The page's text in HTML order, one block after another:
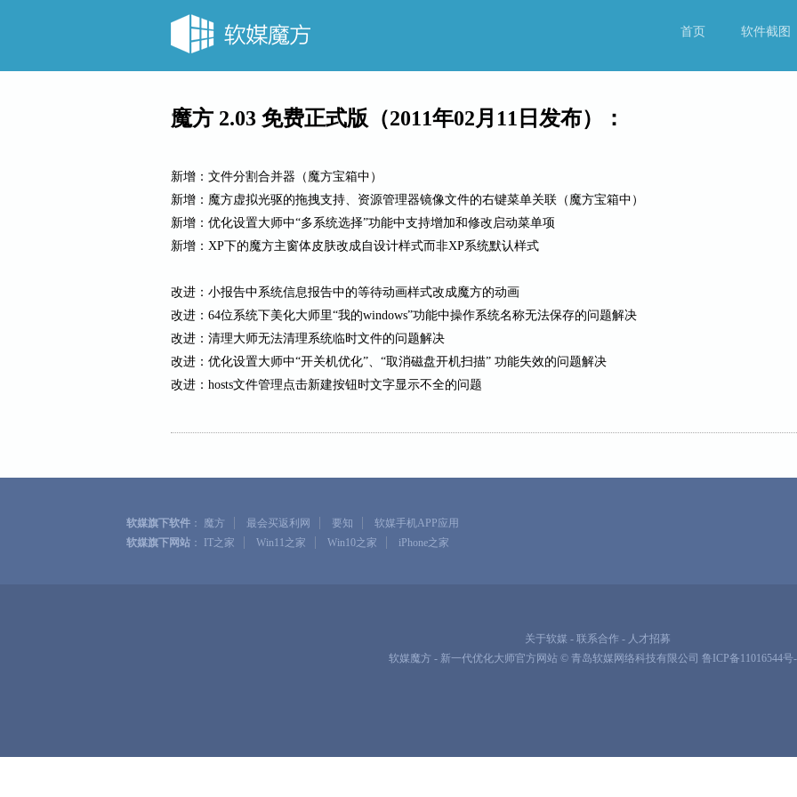
首页 软件截图
魔方 2.03 免费正式版（2011年02月11日发布）：
新增：文件分割合并器（魔方宝箱中）
新增：魔方虚拟光驱的拖拽支持、资源管理器镜像文件的右键菜单关联（魔方宝箱中）
新增：优化设置大师中“多系统选择”功能中支持增加和修改启动菜单项
新增：XP下的魔方主窗体皮肤改成自设计样式而非XP系统默认样式
改进：小报告中系统信息报告中的等待动画样式改成魔方的动画
改进：64位系统下美化大师里“我的windows”功能中操作系统名称无法保存的问题解决
改进：清理大师无法清理系统临时文件的问题解决
改进：优化设置大师中“开关机优化”、“取消磁盘开机扫描” 功能失效的问题解决
改进：hosts文件管理点击新建按钮时文字显示不全的问题
软媒旗下软件 ： 魔方
| 最会买返利网 要知
|
软媒手机APP应用
软媒旗下网站 ： IT之家
| Win11之家
| Win10之家
| iPhone之家
关于软媒 - 联系合作 - 人才招募
软媒魔方 - 新一代优化大师官方网站 © 青岛软媒网络科技有限公司 鲁ICP备11016544号